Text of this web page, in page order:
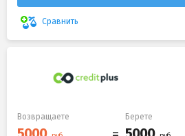
Сравнить
Возвращаете Берете